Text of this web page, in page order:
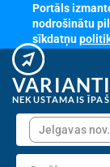
Portāls
nodrošinātu
sīkdatņu
VARIANTI
NEKUSTAMAIS
Jelgavas nov.